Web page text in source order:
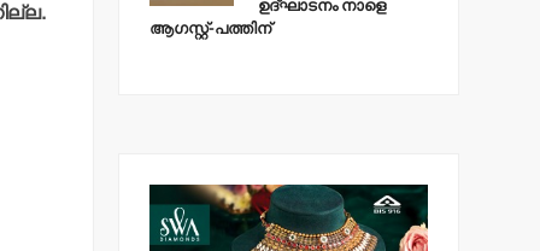
ഉദ്ഘാടനം നാളെ
ആഗസ്റ്റ്-പത്തിന്